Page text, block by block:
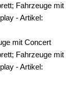
Fahrzeuge mit
- Artikel:
mit Concert
Fahrzeuge mit
- Artikel: